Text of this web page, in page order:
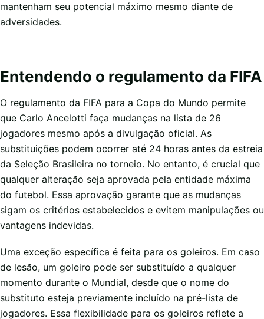
mantenham seu potencial máximo mesmo diante de
adversidades.
Entendendo o regulamento da FIFA
O regulamento da FIFA para a Copa do Mundo permite
que Carlo Ancelotti faça mudanças na lista de 26
jogadores mesmo após a divulgação oficial. As
substituições podem ocorrer até 24 horas antes da estreia
da Seleção Brasileira no torneio. No entanto, é crucial que
qualquer alteração seja aprovada pela entidade máxima
do futebol. Essa aprovação garante que as mudanças
sigam os critérios estabelecidos e evitem manipulações ou
vantagens indevidas.
Uma exceção específica é feita para os goleiros. Em caso
de lesão, um goleiro pode ser substituído a qualquer
momento durante o Mundial, desde que o nome do
substituto esteja previamente incluído na pré-lista de
jogadores. Essa flexibilidade para os goleiros reflete a